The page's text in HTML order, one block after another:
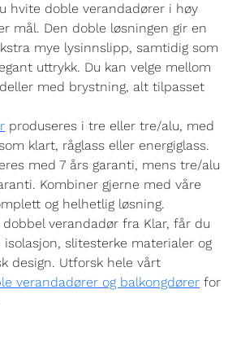
hvite doble verandadører i høy
mål. Den doble løsningen gir en
mye lysinnslipp, samtidig som
uttrykk. Du kan velge mellom
med brystning, alt tilpasset
produseres i tre eller tre/alu, med
klart, råglass eller energiglass.
med 7 års garanti, mens tre/alu
Kombiner gjerne med våre
og helhetlig løsning.
verandadør fra Klar, får du
slitesterke materialer og
design. Utforsk hele vårt
verandadører og balkongdører for